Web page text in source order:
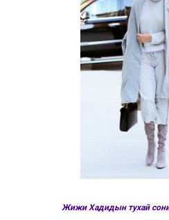
Жижи Хадидын тухай